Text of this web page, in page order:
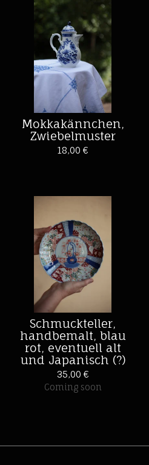
Mokkakännchen,
Zwiebelmuster
18,00 €
Schmuckteller,
handbemalt, blau
rot, eventuell alt
und Japanisch (?)
35,00 €
Coming soon